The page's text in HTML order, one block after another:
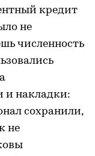
кредит
не
численность
и накладки:
сохранили,
не